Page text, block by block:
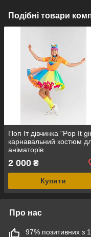
Подібні товари
Поп Іт дівчинка "Pop It
карнавальний костюм
аніматорів
2 000 ₴
Купити
Про нас
97% позитивних з